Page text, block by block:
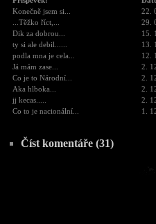
Konečně jsem si...
22.
...Těžko říct,...
29.
Dik za dobrou...
15.
ty si ale debil......
13.
podla mna je cela...
12.
Já mám zase...
2.
Co je to Národní...
2.
Aka hlboka...
2.
jj kecas.....
2.
Co to je nacionální...
1.
Číst komentáře (31)